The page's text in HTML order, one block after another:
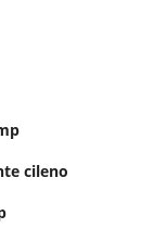
cileno